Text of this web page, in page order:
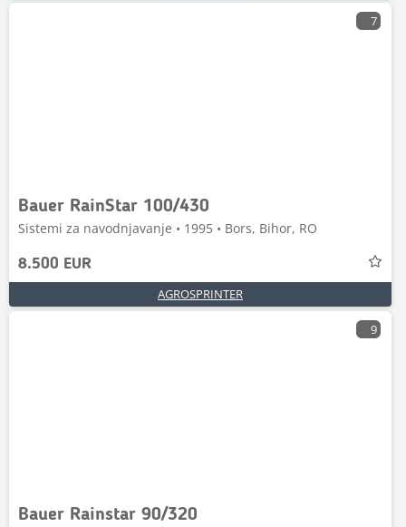
7
Bauer RainStar 100/430
Sistemi za navodnjavanje • 1995 • Bors, Bihor, RO
8.500 EUR
AGROSPRINTER
9
Bauer Rainstar 90/320